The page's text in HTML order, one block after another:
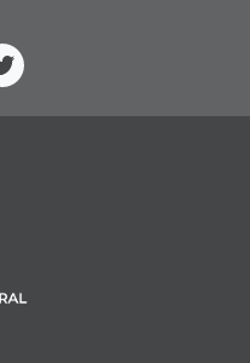
Twitter